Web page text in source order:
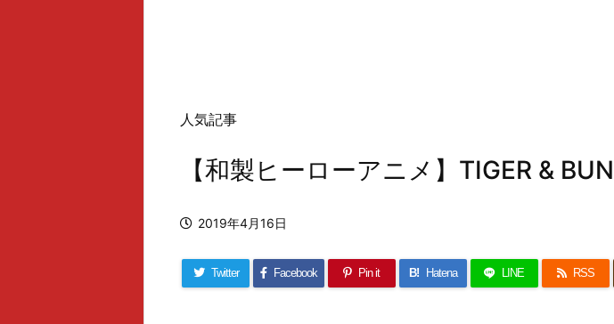
人気記事
【和製ヒーローアニメ】TIGER &
2019年4月16日
Twitter Facebook Pin it B! Hatena LINE RSS